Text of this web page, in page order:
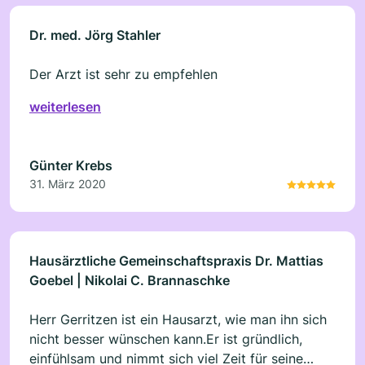
Dr. med. Jörg Stahler
Der Arzt ist sehr zu empfehlen
weiterlesen
Günter Krebs
31. März 2020
Hausärztliche Gemeinschaftspraxis Dr. Mattias
Goebel | Nikolai C. Brannaschke
Herr Gerritzen ist ein Hausarzt, wie man ihn sich
nicht besser wünschen kann.Er ist gründlich,
einfühlsam und nimmt sich viel Zeit für seine